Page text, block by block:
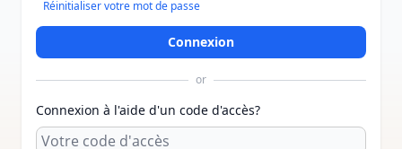
Réinitialiser votre mot de passe
or
Connexion à l'aide d'un code d'accès?